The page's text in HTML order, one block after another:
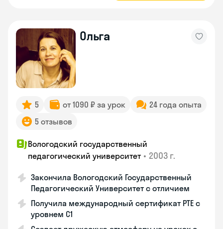
Ольга
5 от 1090 ₽ за урок
24 года опыта
5 отзывов
Вологодский государственный
педагогический университет • 2003 г.
Закончила Вологодский Государственный
Педагогический Университет с отличием
Получила международный сертификат PTE с
уровнем C1